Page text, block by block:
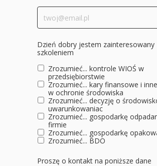
Dzień dobry jestem zainteresowany
szkoleniem
Zrozumieć... kontrole WIOŚ w
przedsiębiorstwie
Zrozumieć... kary finansowe i
w ochronie środowiska
Zrozumieć... decyzję o
uwarunkowaniac
Zrozumieć... gospodarkę
firmie
Zrozumieć... gospodarkę
Zrozumieć... BDO
Proszę o kontakt na poniższe dane